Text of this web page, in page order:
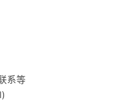
系等